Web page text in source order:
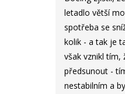
letadlo větší
spotřeba se
kolik - a tak je
však vznikl tím,
předsunout -
nestabilním a